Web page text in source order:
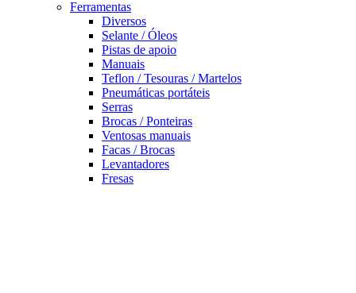
Ferramentas
Diversos
Selante / Óleos
Pistas de apoio
Manuais
Teflon / Tesouras / Martelos
Pneumáticas portáteis
Serras
Brocas / Ponteiras
Ventosas manuais
Facas / Brocas
Levantadores
Fresas